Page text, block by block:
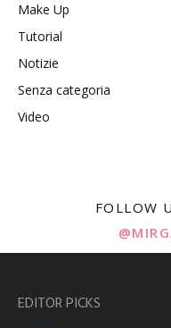
Make Up
Tutorial
Notizie
Senza categoria
Video
FOLLOW
EDITOR PICKS